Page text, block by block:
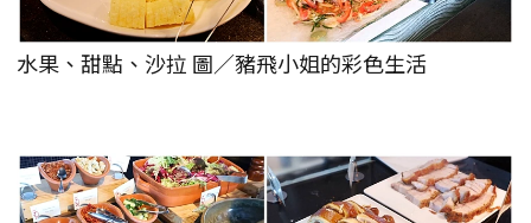
水果、甜點、沙拉 圖／豬飛小姐的彩色生活